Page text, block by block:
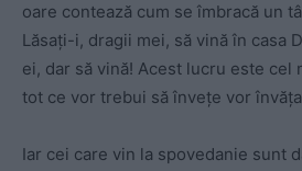
oare contează cum se îmbracă un
Lăsaţi-i, dragii mei, să vină în casa
ei, dar să vină! Acest lucru este cel
tot ce vor trebui să înveţe vor
Iar cei care vin la spovedanie sunt